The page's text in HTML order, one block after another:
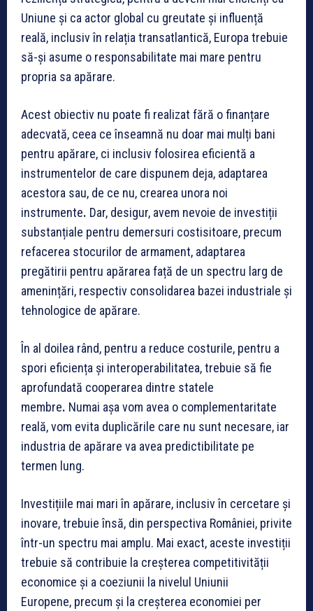
Uniune și ca actor global cu greutate și influență
reală, inclusiv în relația transatlantică, Europa trebuie
să-și asume o responsabilitate mai mare pentru
propria sa apărare.
Acest obiectiv nu poate fi realizat fără o finanțare
adecvată, ceea ce înseamnă nu doar mai mulți bani
pentru apărare, ci inclusiv folosirea eficientă a
instrumentelor de care dispunem deja, adaptarea
acestora sau, de ce nu, crearea unora noi
instrumente. Dar, desigur, avem nevoie de investiții
substanțiale pentru demersuri costisitoare, precum
refacerea stocurilor de armament, adaptarea
pregătirii pentru apărarea față de un spectru larg de
amenințări, respectiv consolidarea bazei industriale și
tehnologice de apărare.
În al doilea rând, pentru a reduce costurile, pentru a
spori eficiența și interoperabilitatea, trebuie să fie
aprofundată cooperarea dintre statele
membre. Numai așa vom avea o complementaritate
reală, vom evita duplicările care nu sunt necesare, iar
industria de apărare va avea predictibilitate pe
termen lung.
Investițiile mai mari în apărare, inclusiv în cercetare și
inovare, trebuie însă, din perspectiva României, privite
într-un spectru mai amplu. Mai exact, aceste investiții
trebuie să contribuie la creșterea competitivității
economice și a coeziunii la nivelul Uniunii
Europene, precum și la creșterea economiei per